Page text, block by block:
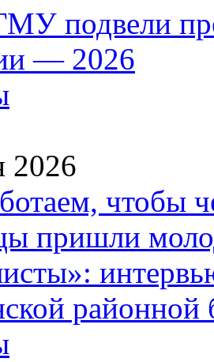
подвели
— 2026
2026
чтобы
пришли